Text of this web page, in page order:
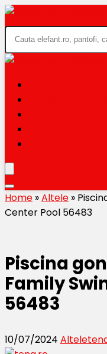
Home »Altele »
Center Pool 56483
Piscina
Family
56483
10/07/2024 Altele